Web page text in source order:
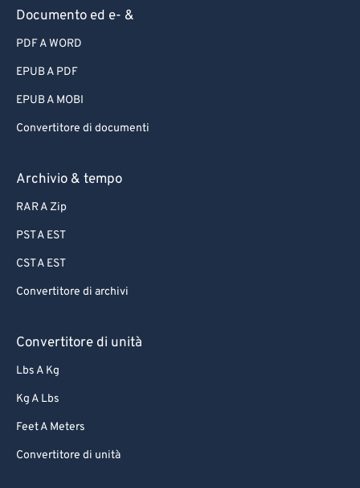
Documento ed e- &
PDF A WORD
EPUB A PDF
EPUB A MOBI
Convertitore di documenti
Archivio & tempo
RAR A Zip
PST A EST
CST A EST
Convertitore di archivi
Convertitore di unità
Lbs A Kg
Kg A Lbs
Feet A Meters
Convertitore di unità